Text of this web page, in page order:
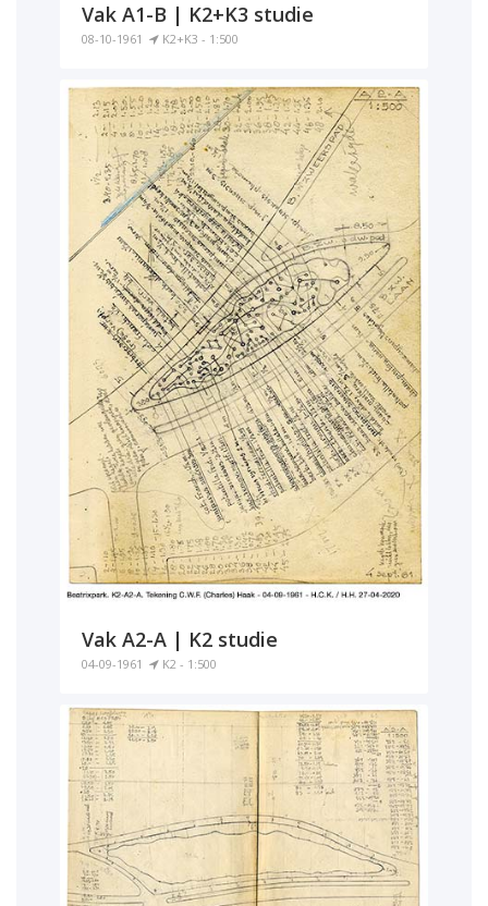
Vak A1-B | K2+K3 studie
08-10-1961 K2+K3 - 1:500
Vak A2-A | K2 studie
04-09-1961 K2 - 1:500